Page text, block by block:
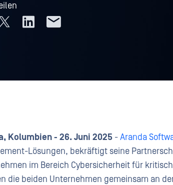
Kolumbien - 26. Juni 2025 -Aranda
Lösungen, bekräftigt seine
im Bereich Cybersicherheit für
die beiden Unternehmen gemeinsam an